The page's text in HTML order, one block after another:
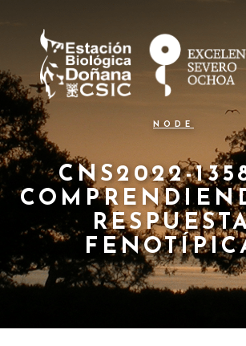
contenido
v
e
g
a
c
i
p
i
NODE
CNS2022-